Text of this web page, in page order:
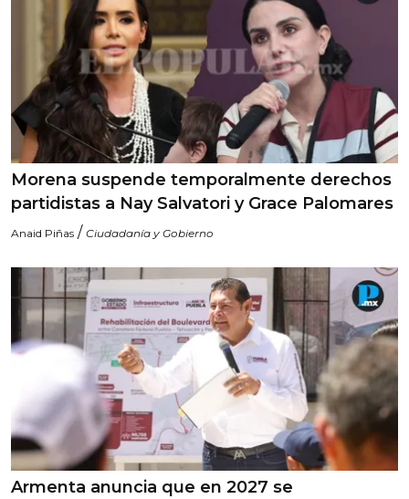
Morena suspende temporalmente derechos
partidistas a Nay Salvatori y Grace Palomares
Anaid Piñas / Ciudadanía y Gobierno
Armenta anuncia que en 2027 se